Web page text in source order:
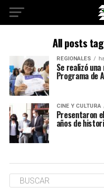
All posts
REGIONALES
Se realizó
Programa de
CINE Y CULTURA
Presentaron
años de